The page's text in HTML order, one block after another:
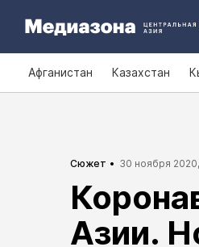
Афганистан Казахстан
Сюжет 30 ноября
Азии.